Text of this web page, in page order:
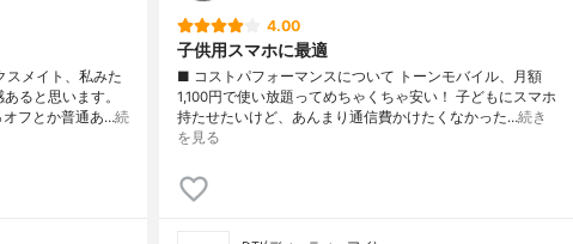
スメイト、私みた
ると思います。
フとか普通あ…続
4.00
子供用スマホに最適
■ コストパフォーマンスについて トーンモバイル、月額
1,100円で使い放題ってめちゃくちゃ安い！ 子どもにスマホ
持たせたいけど、あんまり通信費かけたくなかった…続き
を見る